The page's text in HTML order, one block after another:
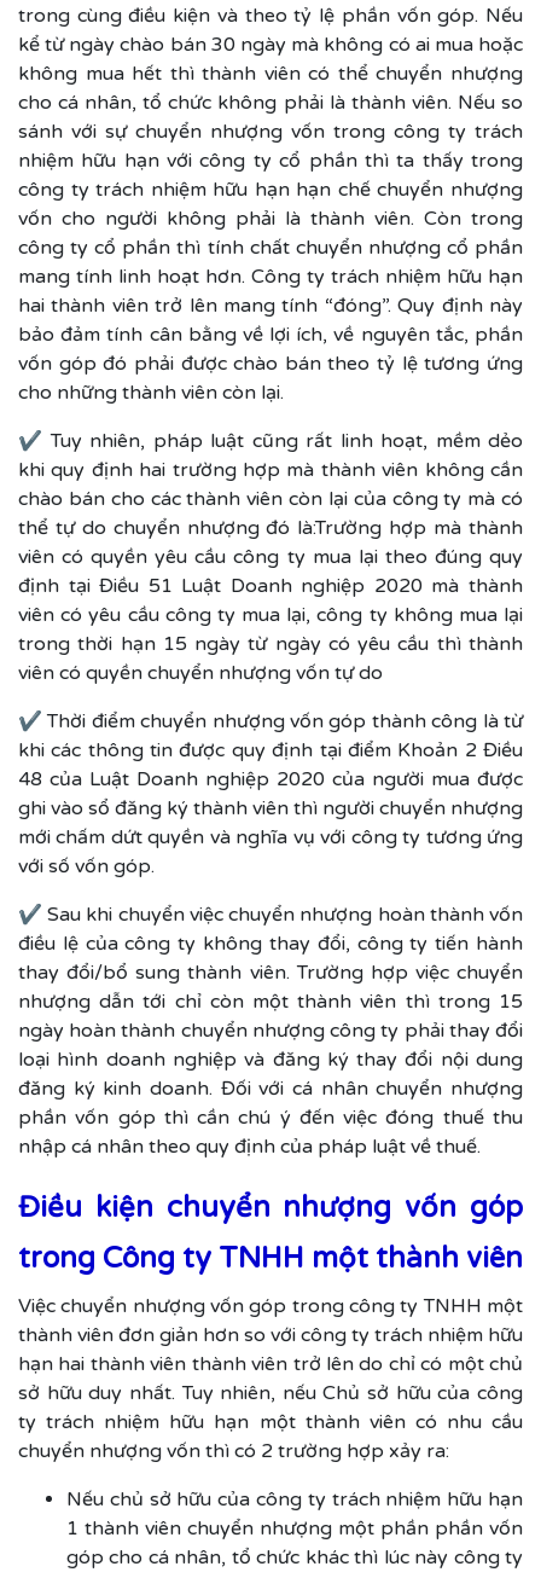
trong cùng điều kiện và theo tỷ lệ phần vốn góp. Nếu
kể từ ngày chào bán 30 ngày mà không có ai mua hoặc
không mua hết thì thành viên có thể chuyển nhượng
cho cá nhân, tổ chức không phải là thành viên. Nếu so
sánh với sự chuyển nhượng vốn trong công ty trách
nhiệm hữu hạn với công ty cổ phần thì ta thấy trong
công ty trách nhiệm hữu hạn hạn chế chuyển nhượng
vốn cho người không phải là thành viên. Còn trong
công ty cổ phần thì tính chất chuyển nhượng cổ phần
mang tính linh hoạt hơn. Công ty trách nhiệm hữu hạn
hai thành viên trở lên mang tính “đóng”. Quy định này
bảo đảm tính cân bằng về lợi ích, về nguyên tắc, phần
vốn góp đó phải được chào bán theo tỷ lệ tương ứng
cho những thành viên còn lại.
✔ Tuy nhiên, pháp luật cũng rất linh hoạt, mềm dẻo
khi quy định hai trường hợp mà thành viên không cần
chào bán cho các thành viên còn lại của công ty mà có
thể tự do chuyển nhượng đó là:Trường hợp mà thành
viên có quyền yêu cầu công ty mua lại theo đúng quy
định tại Điều 51 Luật Doanh nghiệp 2020 mà thành
viên có yêu cầu công ty mua lại, công ty không mua lại
trong thời hạn 15 ngày từ ngày có yêu cầu thì thành
viên có quyền chuyển nhượng vốn tự do
✔ Thời điểm chuyển nhượng vốn góp thành công là từ
khi các thông tin được quy định tại điểm Khoản 2 Điều
48 của Luật Doanh nghiệp 2020 của người mua được
ghi vào sổ đăng ký thành viên thì người chuyển nhượng
mới chấm dứt quyền và nghĩa vụ với công ty tương ứng
với số vốn góp.
✔ Sau khi chuyển việc chuyển nhượng hoàn thành vốn
điều lệ của công ty không thay đổi, công ty tiến hành
thay đổi/bổ sung thành viên. Trường hợp việc chuyển
nhượng dẫn tới chỉ còn một thành viên thì trong 15
ngày hoàn thành chuyển nhượng công ty phải thay đổi
loại hình doanh nghiệp và đăng ký thay đổi nội dung
đăng ký kinh doanh. Đối với cá nhân chuyển nhượng
phần vốn góp thì cần chú ý đến việc đóng thuế thu
nhập cá nhân theo quy định của pháp luật về thuế.
Điều kiện chuyển nhượng vốn góp
trong Công ty TNHH một thành viên
Việc chuyển nhượng vốn góp trong công ty TNHH một
thành viên đơn giản hơn so với công ty trách nhiệm hữu
hạn hai thành viên thành viên trở lên do chỉ có một chủ
sở hữu duy nhất. Tuy nhiên, nếu Chủ sở hữu của công
ty trách nhiệm hữu hạn một thành viên có nhu cầu
chuyển nhượng vốn thì có 2 trường hợp xảy ra:
Nếu chủ sở hữu của công ty trách nhiệm hữu hạn
1 thành viên chuyển nhượng một phần phần vốn
góp cho cá nhân, tổ chức khác thì lúc này công ty